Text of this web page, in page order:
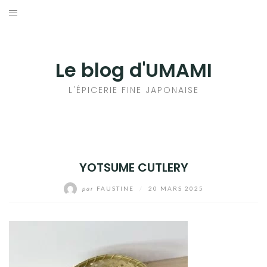
Aller
Le blog d'UMAMI
L'ÉPICERIE FINE JAPONAISE
YOTSUME CUTLERY
par FAUSTINE 20 MARS 2025